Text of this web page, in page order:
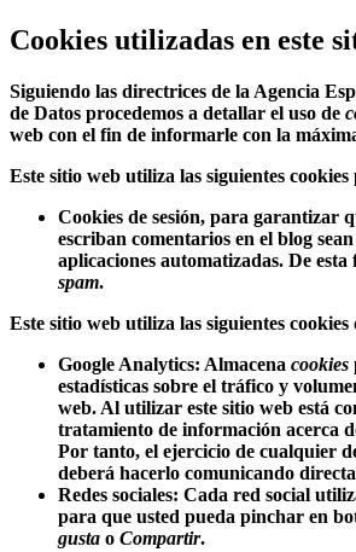
Cookies utilizadas en este
Siguiendo las directrices de la Agencia
de Datos procedemos a detallar el uso de
web con el fin de informarle con la
Este sitio web utiliza las siguientes cookies
Cookies de sesión, para garantizar
escriban comentarios en el blog
aplicaciones automatizadas. De esta
spam.
Este sitio web utiliza las siguientes cookies
Google Analytics: Almacena cookies
estadísticas sobre el tráfico y
web. Al utilizar este sitio web está
tratamiento de información acerca
Por tanto, el ejercicio de cualquier
deberá hacerlo comunicando
Redes sociales: Cada red social
para que usted pueda pinchar en
gusta o Compartir.